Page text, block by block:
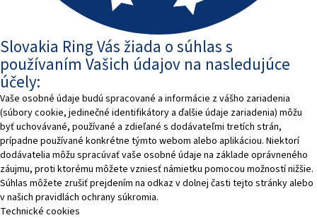
Slovakia Ring Vás žiada o súhlas s
používaním Vašich údajov na nasledujúce
účely:
Vaše osobné údaje budú spracované a informácie z vášho zariadenia
(súbory cookie, jedinečné identifikátory a ďalšie údaje zariadenia) môžu
byť uchovávané, používané a zdieľané s dodávateľmi tretích strán,
prípadne používané konkrétne týmto webom alebo aplikáciou. Niektorí
dodávatelia môžu spracúvať vaše osobné údaje na základe oprávneného
záujmu, proti ktorému môžete vzniesť námietku pomocou možností nižšie.
Súhlas môžete zrušiť prejdením na odkaz v dolnej časti tejto stránky alebo
v našich pravidlách ochrany súkromia.
Technické cookies